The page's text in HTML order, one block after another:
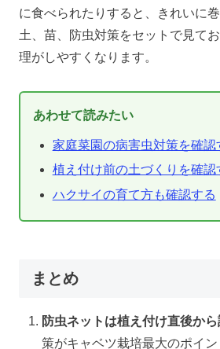
に食べられたりすると、きれいに
土、苗、防虫対策をセットで見て
理がしやすくなります。
あわせて読みたい
家庭菜園の病害虫対策を確認
植え付け前の土づくりを確認
ハクサイの育て方も確認する
まとめ
防虫ネットは植え付け直後か
策がキャベツ栽培最大のポイン